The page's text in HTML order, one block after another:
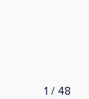
1 / 48